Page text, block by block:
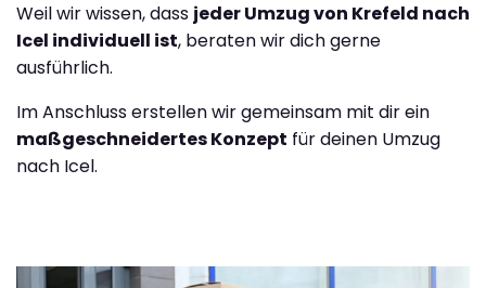
Weil wir wissen, dass jeder Umzug von Krefeld nach
Icel individuell ist, beraten wir dich gerne
ausführlich.
Im Anschluss erstellen wir gemeinsam mit dir ein
maßgeschneidertes Konzept für deinen Umzug
nach Icel.